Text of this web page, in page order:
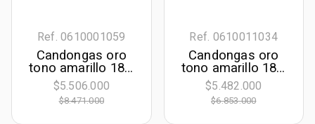
Ref. 0610001059
Candongas oro
tono amarillo 18k,
con visos, liso
$5.506.000
$8.471.000
Ref. 0610011034
Candongas oro
tono amarillo 18k,
oro tono amarillo
18k, liso, 27.50
mm de ancho
$5.482.000
$6.853.000